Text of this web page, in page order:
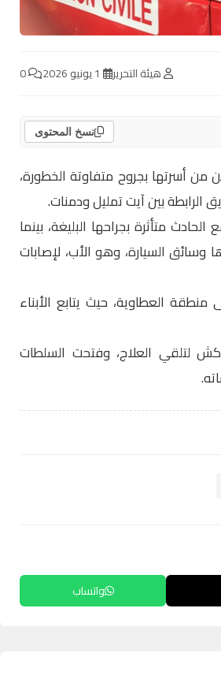
هيئة التحرير
نسخ المحتوى
من أسرتها بجروح متفاوتة الخطورة،
الرابطة بين آيت تمليل ودمنات.
متأثرة بجراحها البليغة، بينما
السيارة، وهو الأب، لإصابات
العطاوية، حيث يتابع الأبناء
لتلقي العلاج، وفتحت السلطات
واتساب